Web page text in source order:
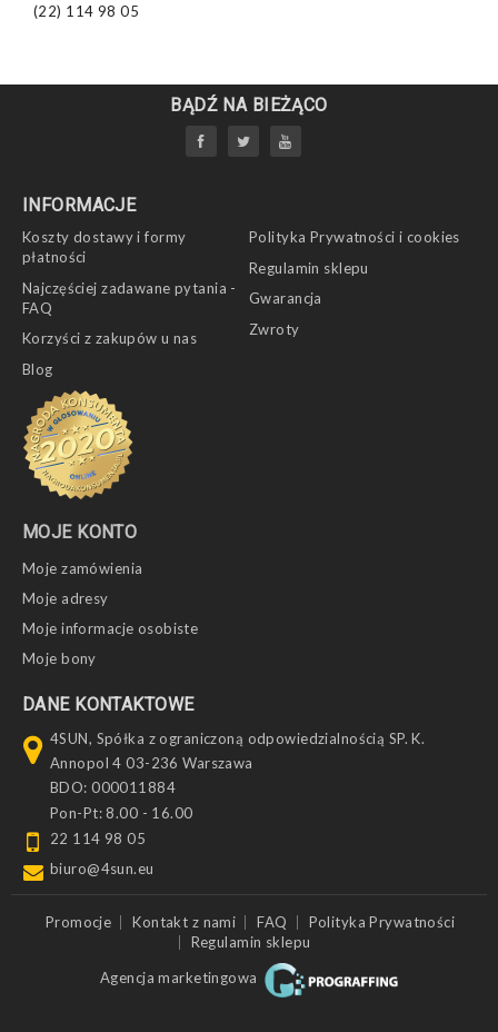
(22) 114 98 05
BĄDŹ NA BIEŻĄCO
INFORMACJE
Koszty dostawy i formy
płatności
Najczęściej zadawane pytania -
FAQ
Korzyści z zakupów u nas
Blog
Polityka Prywatności i cookies
Regulamin sklepu
Gwarancja
Zwroty
MOJE KONTO
Moje zamówienia
Moje adresy
Moje informacje osobiste
Moje bony
DANE KONTAKTOWE
4SUN, Spółka z ograniczoną odpowiedzialnością SP. K.
Annopol 4 03-236 Warszawa
BDO: 000011884
Pon-Pt: 8.00 - 16.00
22 114 98 05
biuro@4sun.eu
Promocje Kontakt z nami FAQ
Polityka Prywatności
Regulamin sklepu
Agencja marketingowa